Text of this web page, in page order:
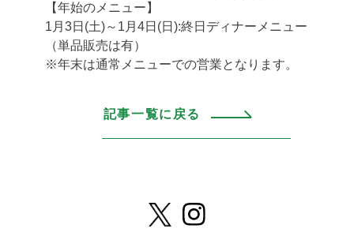
【年始のメニュー】
1月3日(土)～1月4日(日):終日ディナーメニュー
（単品販売は有）
※年末は通常メニューでの営業となります。
記事一覧に戻る